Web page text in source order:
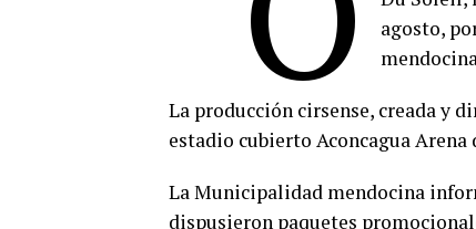
agosto,
La producción cirsense, creada y
estadio cubierto Aconcagua Arena
La Municipalidad mendocina
dispusieron paquetes